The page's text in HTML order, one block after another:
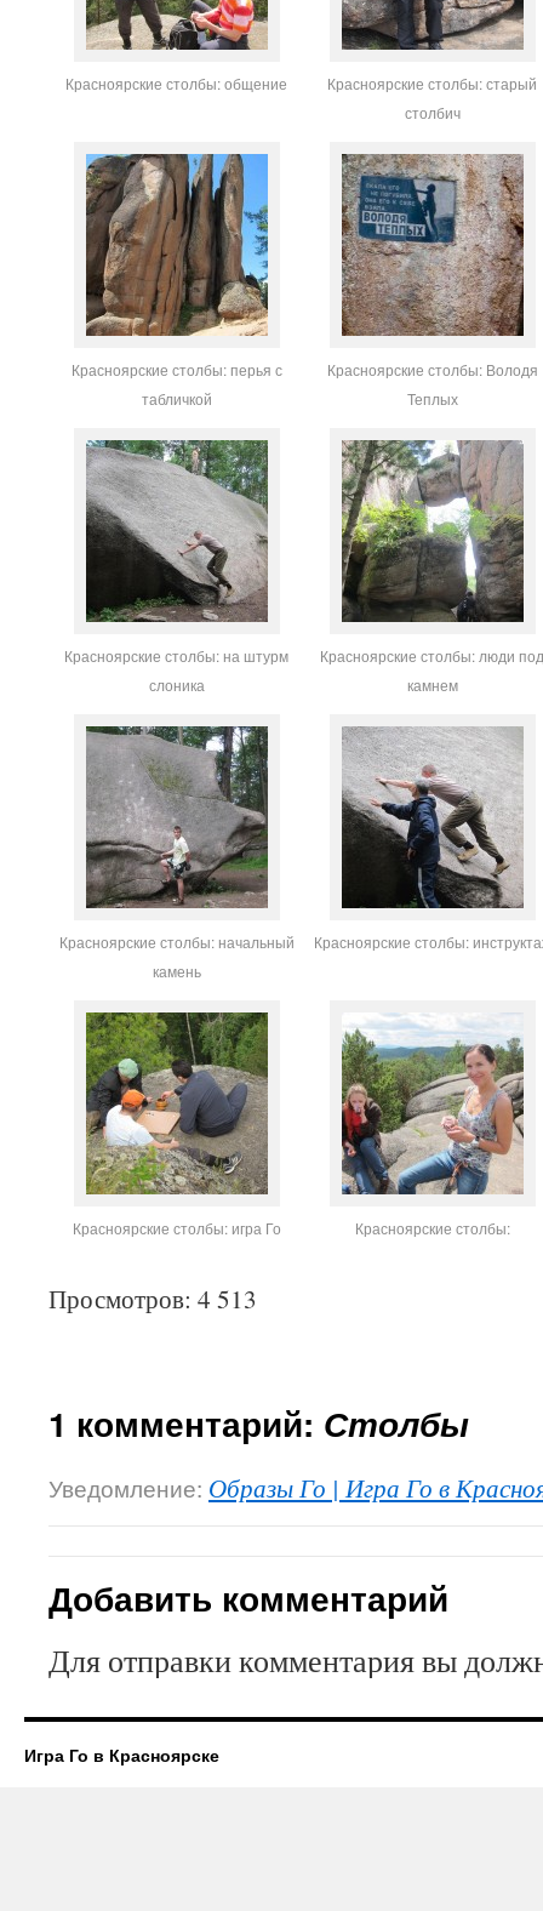
Красноярские столбы: общение
Красноярские столбы: старый
столбич
Красноярские столбы: перья с
табличкой
Красноярские столбы: Володя
Теплых
Красноярские столбы: на штурм
слоника
Красноярские столбы: люди
камнем
Красноярские столбы: начальный
камень
Красноярские столбы:
Красноярские столбы: игра Го Красноярские столбы:
Просмотров: 4 513
1 комментарий: Столбы
Уведомление: Образы Го | Игра Го в
Добавить комментарий
Для отправки комментария вы
Игра Го в Красноярске